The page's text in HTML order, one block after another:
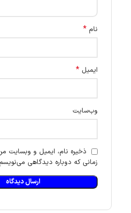
نام *
ایمیل *
وب‌سایت
ذخیره نام، ایمیل و وبسایت
زمانی که دوباره دیدگاهی